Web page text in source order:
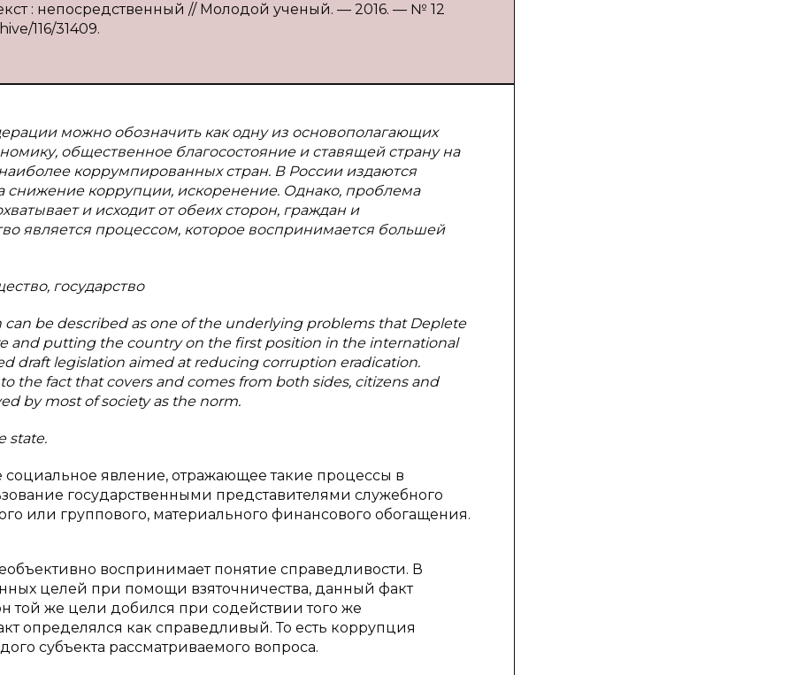
: непосредственный // Молодой ученый. — 2016. — № 12
116/31409.
можно обозначить как одну из основополагающих
общественное благосостояние и ставящей страну на
коррумпированных стран. В России издаются
снижение коррупции, искоренение. Однако, проблема
и исходит от обеих сторон, граждан и
является процессом, которое воспринимается большей
государство
be described as one of the underlying problems that Deplete
and putting the country on the first position in the international
draft legislation aimed at reducing corruption eradication.
the fact that covers and comes from both sides, citizens and
by most of society as the norm.
state.
явление, отражающее такие процессы в
государственными представителями служебного
или группового, материального финансового обогащения.
воспринимает понятие справедливости. В
целей при помощи взяточничества, данный факт
той же цели добился при содействии того же
определялся как справедливый. То есть коррупция
субъекта рассматриваемого вопроса.